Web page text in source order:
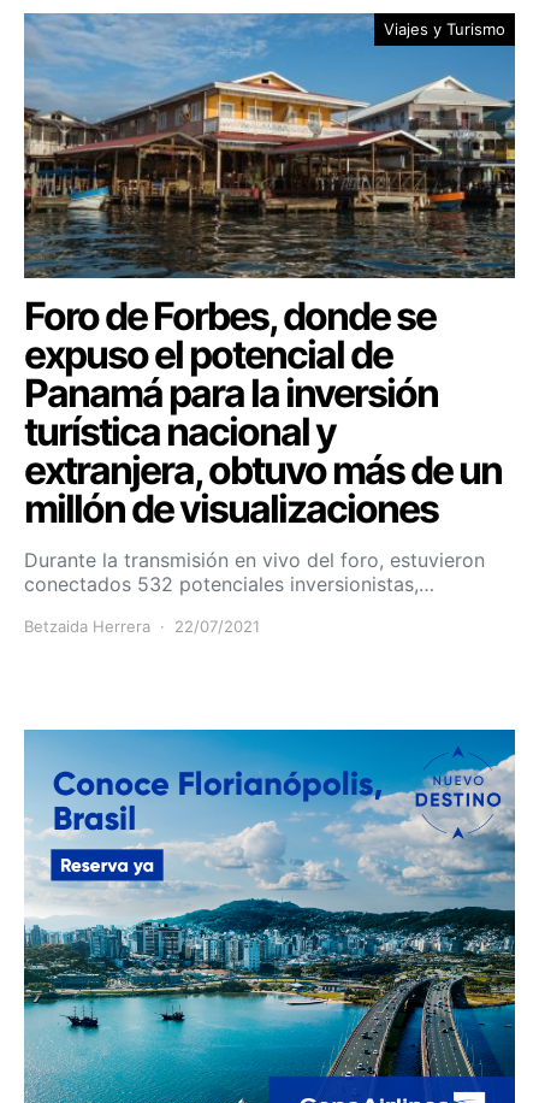
Viajes y Turismo
Foro de Forbes, donde se
expuso el potencial de
Panamá para la inversión
turística nacional y
extranjera, obtuvo más de un
millón de visualizaciones
Durante la transmisión en vivo del foro, estuvieron
conectados 532 potenciales inversionistas,…
Betzaida Herrera 22/07/2021